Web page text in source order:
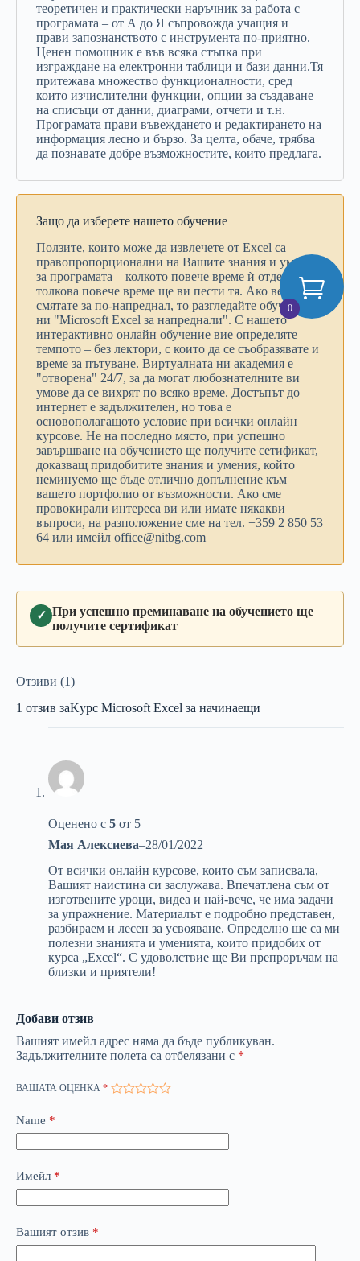
теоретичен и практически наръчник за работа с
програмата – от А до Я съпровожда учащия и
прави запознанството с инструмента по-приятно.
Ценен помощник е във всяка стъпка при
изграждане на електронни таблици и бази данни.Тя
притежава множество функционалности, сред
които изчислителни функции, опции за създаване
на списъци от данни, диаграми, отчети и т.н.
Програмата прави въвеждането и редактирането на
информация лесно и бързо. За целта, обаче, трябва
да познавате добре възможностите, които предлага.
Защо да изберете нашето обучение
Ползите, които може да извлечете от Excel са
правопропорционални на Вашите знания и умения
за програмата – колкото повече време ѝ отделите,
толкова повече време ще ви пести тя. Ако вече се
смятате за по-напреднал, то разгледайте обучението
ни "Microsoft Excel за напреднали". С нашето
интерактивно онлайн обучение вие определяте
темпото – без лектори, с които да се съобразявате и
време за пътуване. Виртуалната ни академия е
"отворена" 24/7, за да могат любознателните ви
умове да се вихрят по всяко време. Достъпът до
интернет е задължителен, но това е
основополагащото условие при всички онлайн
курсове. Не на последно място, при успешно
завършване на обучението ще получите сетификат,
доказващ придобитите знания и умения, който
неминуемо ще бъде отлично допълнение към
вашето портфолио от възможности. Ако сме
провокирали интереса ви или имате някакви
въпроси, на разположение сме на тел. +359 2 850 53
64 или имейл office@nitbg.com
✓ При успешно преминаване на обучението ще
получите сертификат
Отзиви (1)
1 отзив заKурс Microsoft Excel за начинаещи
Оценено с 5 от 5
Мая Алексиева–28/01/2022
От всички онлайн курсове, които съм записвала,
Вашият наистина си заслужава. Впечатлена съм от
изготвените уроци, видеа и най-вече, че има задачи
за упражнение. Материалът е подробно представен,
разбираем и лесен за усвояване. Определно ще са ми
полезни знанията и уменията, които придобих от
курса „Excel“. С удоволствие ще Ви препроръчам на
близки и приятели!
Добави отзив
Вашият имейл адрес няма да бъде публикуван.
Задължителните полета са отбелязани с *
ВАШАТА ОЦЕНКА *
Name *
Имейл *
Вашият отзив *
0